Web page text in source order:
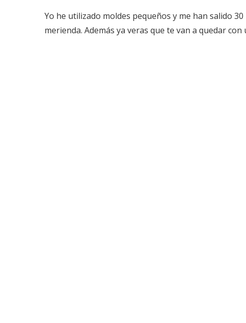
Yo he utilizado moldes pequeños y me han salido
merienda. Además ya veras que te van a quedar